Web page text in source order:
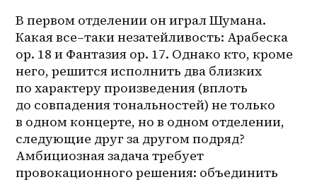
В первом отделении он играл Шумана.
Какая все–таки незатейливость: Арабеска
op. 18 и Фантазия op. 17. Однако кто, кроме
него, решится исполнить два близких
по характеру произведения (вплоть
до совпадения тональностей) не только
в одном концерте, но в одном отделении,
следующие друг за другом подряд?
Амбициозная задача требует
провокационного решения: объединить